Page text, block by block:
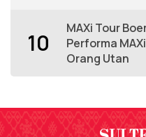
10
MAXi Tour
Performa
Orang Utan